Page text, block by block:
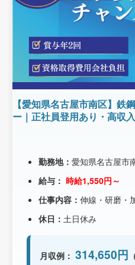
【愛知県名古屋市南区】鉄
ー｜正社員登用あり・高収入
勤務地： 愛知県名古屋市
給与： 時給1,550円～
仕事内容： 伸線・研磨・
休日： 土日休み
月収例： 314,650円